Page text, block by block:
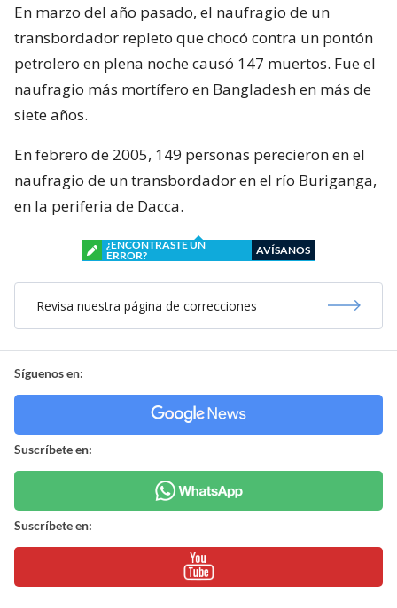
En marzo del año pasado, el naufragio de un
transbordador repleto que chocó contra un pontón
petrolero en plena noche causó 147 muertos. Fue el
naufragio más mortífero en Bangladesh en más de
siete años.
En febrero de 2005, 149 personas perecieron en el
naufragio de un transbordador en el río Buriganga,
en la periferia de Dacca.
¿ENCONTRASTE UN
ERROR?
AVÍSANOS
Revisa nuestra página de correcciones
Síguenos en:
Suscríbete en:
Suscríbete en: